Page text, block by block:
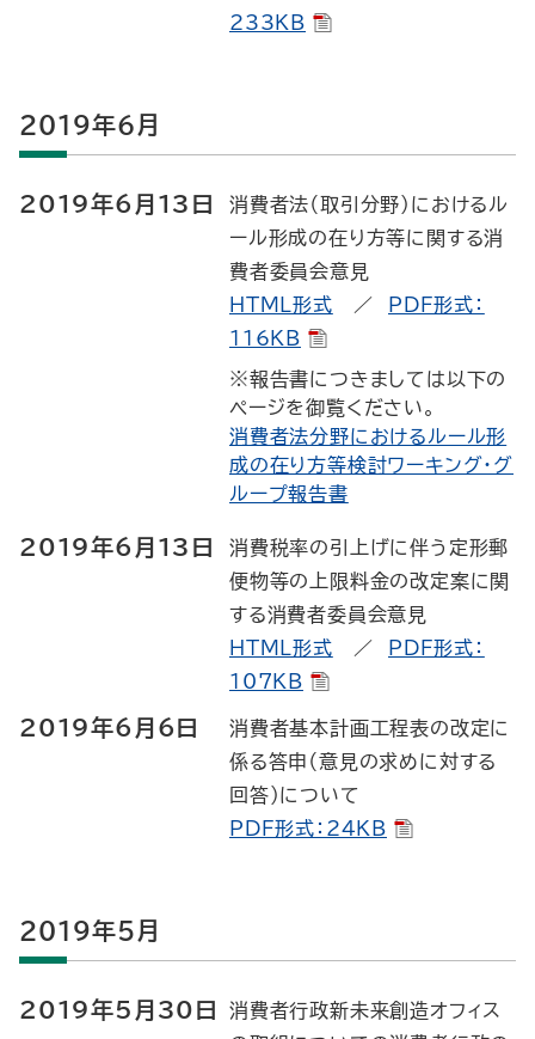
233KB
2019年6月
2019年6月13日
消費者法（取引分野）におけるル
ール形成の在り方等に関する消
費者委員会意見
HTML形式 ／
PDF形式：
116KB
※報告書につきましては以下の
ページを御覧ください。
消費者法分野におけるルール形
成の在り方等検討ワーキング・グ
ループ報告書
2019年6月13日
消費税率の引上げに伴う定形郵
便物等の上限料金の改定案に関
する消費者委員会意見
HTML形式 ／
PDF形式：
107KB
2019年6月6日
消費者基本計画工程表の改定に
係る答申（意見の求めに対する
回答）について
PDF形式：24KB
2019年5月
2019年5月30日
消費者行政新未来創造オフィス